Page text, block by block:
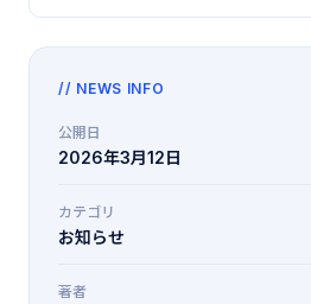
// NEWS INFO
公開日
2026年3月12日
カテゴリ
お知らせ
著者